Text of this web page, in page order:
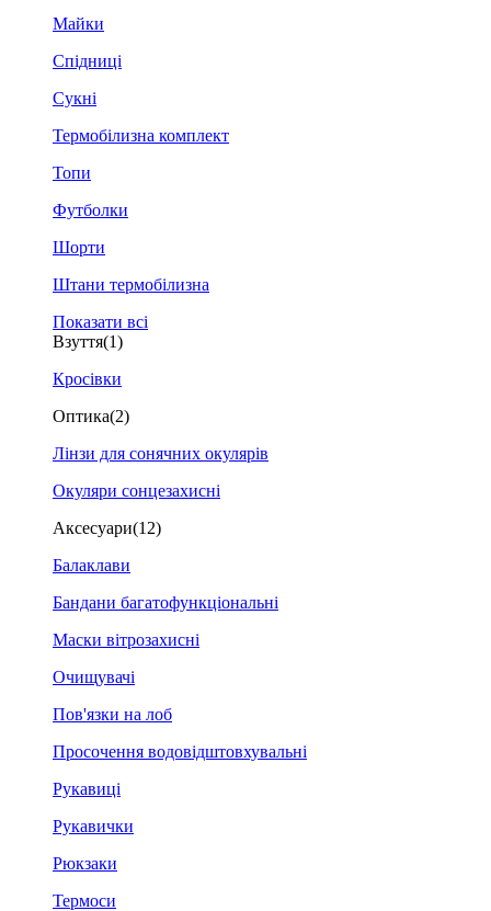
Майки
Спідниці
Сукні
Термобілизна комплект
Топи
Футболки
Шорти
Штани термобілизна
Показати всі
Взуття(1)
Кросівки
Оптика(2)
Лінзи для сонячних окулярів
Окуляри сонцезахисні
Аксесуари(12)
Балаклави
Бандани багатофункціональні
Маски вітрозахисні
Очищувачі
Пов'язки на лоб
Просочення водовідштовхувальні
Рукавиці
Рукавички
Рюкзаки
Термоси